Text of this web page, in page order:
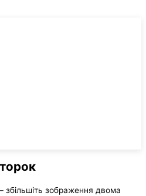
збільшіть зображення двома